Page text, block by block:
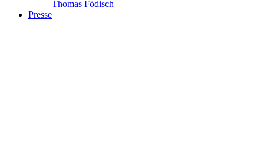
Thomas Födisch
Presse